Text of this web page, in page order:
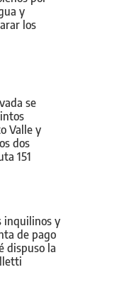
y
los
se
Valle y
dos
151
inquilinos y
de pago
dispuso la